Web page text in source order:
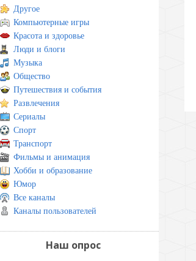
Другое
Компьютерные игры
Красота и здоровье
Люди и блоги
Музыка
Общество
Путешествия и события
Развлечения
Сериалы
Спорт
Транспорт
Фильмы и анимация
Хобби и образование
Юмор
Все каналы
Каналы пользователей
Наш опрос